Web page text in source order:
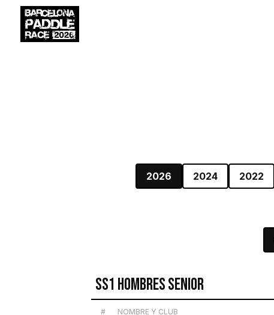
2026 2024 2022
SS1 Hombres Senior
# NOMBRE Y CLUB